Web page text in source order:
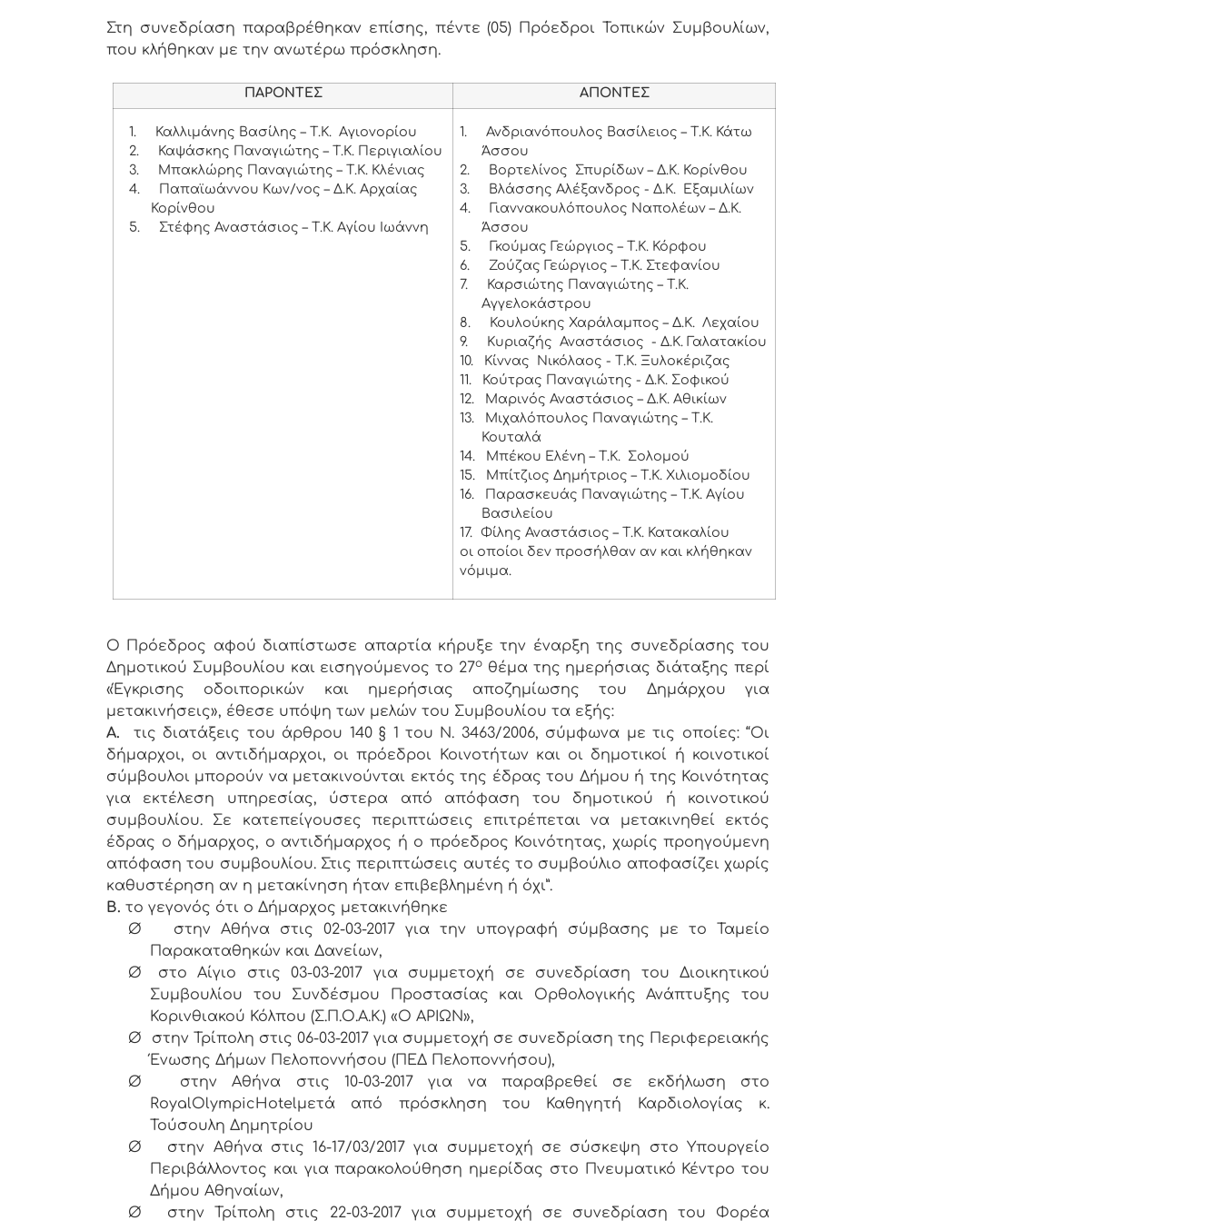
Στη συνεδρίαση παραβρέθηκαν επίσης, πέντε (05) Πρόεδροι Τοπικών Συμβουλίων,
που κλήθηκαν με την ανωτέρω πρόσκληση.
ΠΑΡΟΝΤΕΣ ΑΠΟΝΤΕΣ
1.
Καλλιμάνης Βασίλης – Τ.Κ. Αγιονορίου
2.
Καψάσκης Παναγιώτης – Τ.Κ. Περιγιαλίου
3.
Μπακλώρης Παναγιώτης – Τ.Κ. Κλένιας
4.
Παπαϊωάννου Κων/νος – Δ.Κ. Αρχαίας
Κορίνθου
5.
Στέφης Αναστάσιος – Τ.Κ. Αγίου Ιωάννη
1.
Ανδριανόπουλος Βασίλειος – Τ.Κ. Κάτω
Άσσου
2.
Βορτελίνος Σπυρίδων – Δ.Κ. Κορίνθου
3.
Βλάσσης Αλέξανδρος - Δ.Κ. Εξαμιλίων
4.
Γιαννακουλόπουλος Ναπολέων – Δ.Κ.
Άσσου
5.
Γκούμας Γεώργιος – Τ.Κ. Κόρφου
6.
Ζούζας Γεώργιος – Τ.Κ. Στεφανίου
7.
Καρσιώτης Παναγιώτης – Τ.Κ.
Αγγελοκάστρου
8.
Κουλούκης Χαράλαμπος – Δ.Κ. Λεχαίου
9.
Κυριαζής Αναστάσιος - Δ.Κ. Γαλατακίου
10.
Κίννας Νικόλαος - Τ.Κ. Ξυλοκέριζας
11.
Κούτρας Παναγιώτης - Δ.Κ. Σοφικού
12.
Μαρινός Αναστάσιος – Δ.Κ. Αθικίων
13.
Μιχαλόπουλος Παναγιώτης – Τ.Κ.
Κουταλά
14.
Μπέκου Ελένη – Τ.Κ. Σολομού
15.
Μπίτζιος Δημήτριος – Τ.Κ. Χιλιομοδίου
16.
Παρασκευάς Παναγιώτης – Τ.Κ. Αγίου
Βασιλείου
17.
Φίλης Αναστάσιος – Τ.Κ. Κατακαλίου
οι οποίοι δεν προσήλθαν αν και κλήθηκαν
νόμιμα.
Ο Πρόεδρος αφού διαπίστωσε απαρτία κήρυξε την έναρξη της συνεδρίασης του
Δημοτικού Συμβουλίου και εισηγούμενος το 27ο θέμα της ημερήσιας διάταξης περί
«Έγκρισης οδοιπορικών και ημερήσιας αποζημίωσης του Δημάρχου για
μετακινήσεις», έθεσε υπόψη των μελών του Συμβουλίου τα εξής:
Α.
τις διατάξεις του άρθρου 140 § 1 του Ν. 3463/2006, σύμφωνα με τις οποίες: “Οι
δήμαρχοι, οι αντιδήμαρχοι, οι πρόεδροι Κοινοτήτων και οι δημοτικοί ή κοινοτικοί
σύμβουλοι μπορούν να μετακινούνται εκτός της έδρας του Δήμου ή της Κοινότητας
για εκτέλεση υπηρεσίας, ύστερα από απόφαση του δημοτικού ή κοινοτικού
συμβουλίου. Σε κατεπείγουσες περιπτώσεις επιτρέπεται να μετακινηθεί εκτός
έδρας ο δήμαρχος, ο αντιδήμαρχος ή ο πρόεδρος Κοινότητας, χωρίς προηγούμενη
απόφαση του συμβουλίου. Στις περιπτώσεις αυτές το συμβούλιο αποφασίζει χωρίς
καθυστέρηση αν η μετακίνηση ήταν επιβεβλημένη ή όχι”.
Β. το γεγονός ότι ο Δήμαρχος μετακινήθηκε
Ø
στην Αθήνα στις 02-03-2017 για την υπογραφή σύμβασης με το Ταμείο
Παρακαταθηκών και Δανείων,
Ø
στο Αίγιο στις 03-03-2017 για συμμετοχή σε συνεδρίαση του Διοικητικού
Συμβουλίου του Συνδέσμου Προστασίας και Ορθολογικής Ανάπτυξης του
Κορινθιακού Κόλπου (Σ.Π.Ο.Α.Κ.) «Ο ΑΡΙΩΝ»,
Ø
στην Τρίπολη στις 06-03-2017 για συμμετοχή σε συνεδρίαση της Περιφερειακής
Ένωσης Δήμων Πελοποννήσου (ΠΕΔ Πελοποννήσου),
Ø
στην Αθήνα στις 10-03-2017 για να παραβρεθεί σε εκδήλωση στο
RoyalOlympicHotelμετά από πρόσκληση του Καθηγητή Καρδιολογίας κ.
Τούσουλη Δημητρίου
Ø
στην Αθήνα στις 16-17/03/2017 για συμμετοχή σε σύσκεψη στο Υπουργείο
Περιβάλλοντος και για παρακολούθηση ημερίδας στο Πνευματικό Κέντρο του
Δήμου Αθηναίων,
Ø
στην Τρίπολη στις 22-03-2017 για συμμετοχή σε συνεδρίαση του Φορέα